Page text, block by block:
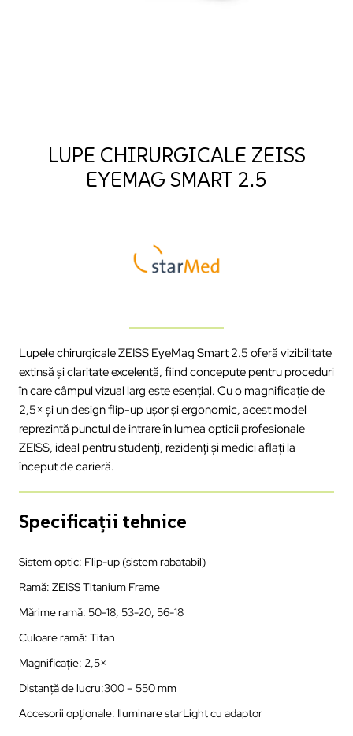
LUPE CHIRURGICALE ZEISS
EYEMAG SMART 2.5
Lupele chirurgicale ZEISS EyeMag Smart 2.5 oferă vizibilitate
extinsă și claritate excelentă, fiind concepute pentru proceduri
în care câmpul vizual larg este esențial. Cu o magnificație de
2,5× și un design flip-up ușor și ergonomic, acest model
reprezintă punctul de intrare în lumea opticii profesionale
ZEISS, ideal pentru studenți, rezidenți și medici aflați la
început de carieră.
Specificații tehnice
Sistem optic: Flip-up (sistem rabatabil)
Ramă: ZEISS Titanium Frame
Mărime ramă: 50-18, 53-20, 56-18
Culoare ramă: Titan
Magnificație: 2,5×
Distanță de lucru:300 – 550 mm
Accesorii opționale: Iluminare starLight cu adaptor